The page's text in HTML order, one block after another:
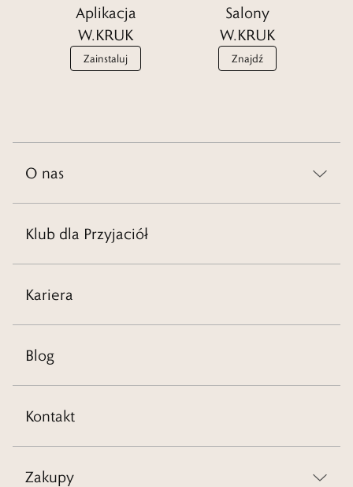
Aplikacja
W.KRUK
Zainstaluj
Salony
W.KRUK
Znajdź
O nas
Klub dla Przyjaciół
Kariera
Blog
Kontakt
Zakupy